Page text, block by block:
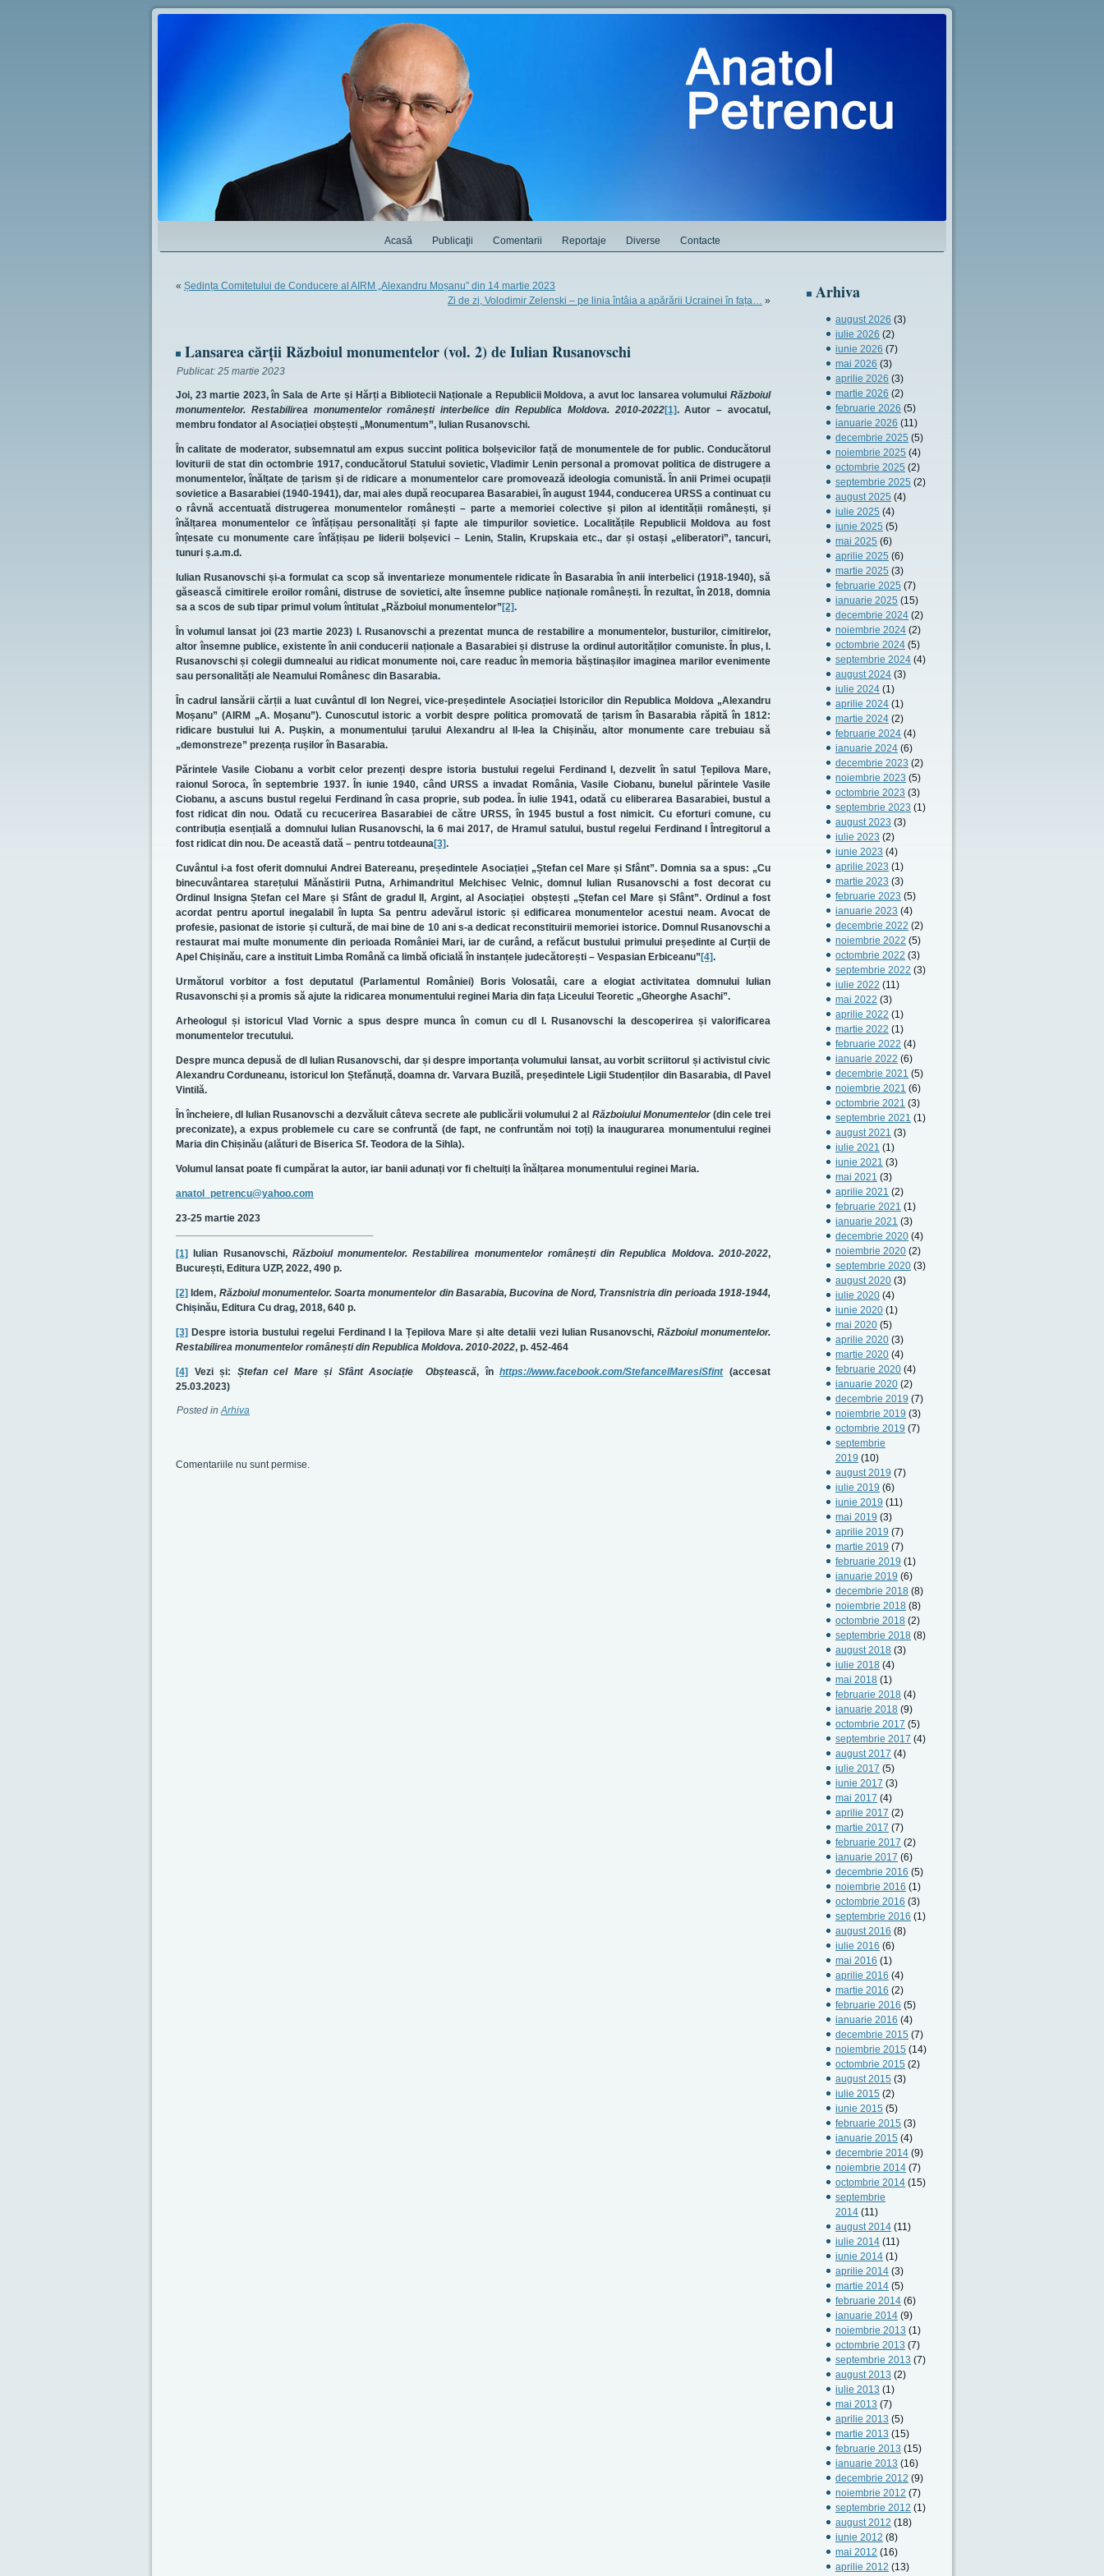
Acasă Publicaţii Comentarii Reportaje Diverse Contacte
« Ședința Comitetului de Conducere al AIRM „Alexandru Moșanu” din 14 martie 2023
Zi de zi, Volodimir Zelenski – pe linia întâia a apărării Ucrainei în fața… »
Lansarea cărții Războiul monumentelor (vol. 2) de Iulian Rusanovschi
Publicat: 25 martie 2023
Joi, 23 martie 2023, în Sala de Arte și Hărți a Bibliotecii Naționale a Republicii Moldova, a avut loc lansarea volumului Războiul
monumentelor. Restabilirea monumentelor românești interbelice din Republica Moldova. 2010-2022[1]. Autor – avocatul,
membru fondator al Asociației obștești „Monumentum”, Iulian Rusanovschi.
În calitate de moderator, subsemnatul am expus succint politica bolșevicilor față de monumentele de for public. Conducătorul
loviturii de stat din octombrie 1917, conducătorul Statului sovietic, Vladimir Lenin personal a promovat politica de distrugere a
monumentelor, înălțate de țarism și de ridicare a monumentelor care promovează ideologia comunistă. În anii Primei ocupații
sovietice a Basarabiei (1940-1941), dar, mai ales după reocuparea Basarabiei, în august 1944, conducerea URSS a continuat cu
o râvnă accentuată distrugerea monumentelor românești – parte a memoriei colective și pilon al identității românești, și
înălțarea monumentelor ce înfățișau personalități și fapte ale timpurilor sovietice. Localitățile Republicii Moldova au fost
înțesate cu monumente care înfățișau pe liderii bolșevici – Lenin, Stalin, Krupskaia etc., dar și ostași „eliberatori”, tancuri,
tunuri ș.a.m.d.
Iulian Rusanovschi și-a formulat ca scop să inventarieze monumentele ridicate în Basarabia în anii interbelici (1918-1940), să
găsească cimitirele eroilor români, distruse de sovietici, alte însemne publice naționale românești. În rezultat, în 2018, domnia
sa a scos de sub tipar primul volum întitulat „Războiul monumentelor” [2].
În volumul lansat joi (23 martie 2023) I. Rusanovschi a prezentat munca de restabilire a monumentelor, busturilor, cimitirelor,
altor însemne publice, existente în anii conducerii naționale a Basarabiei și distruse la ordinul autorităților comuniste. În plus, I.
Rusanovschi și colegii dumnealui au ridicat monumente noi, care readuc în memoria băștinașilor imaginea marilor evenimente
sau personalități ale Neamului Românesc din Basarabia.
În cadrul lansării cărții a luat cuvântul dl Ion Negrei, vice-președintele Asociației Istoricilor din Republica Moldova „Alexandru
Moșanu” (AIRM „A. Moșanu”). Cunoscutul istoric a vorbit despre politica promovată de țarism în Basarabia răpită în 1812:
ridicare bustului lui A. Pușkin, a monumentului țarului Alexandru al II-lea la Chișinău, altor monumente care trebuiau să
„demonstreze” prezența rușilor în Basarabia.
Părintele Vasile Ciobanu a vorbit celor prezenți despre istoria bustului regelui Ferdinand I, dezvelit în satul Țepilova Mare,
raionul Soroca, în septembrie 1937. În iunie 1940, când URSS a invadat România, Vasile Ciobanu, bunelul părintele Vasile
Ciobanu, a ascuns bustul regelui Ferdinand în casa proprie, sub podea. În iulie 1941, odată cu eliberarea Basarabiei, bustul a
fost ridicat din nou. Odată cu recucerirea Basarabiei de către URSS, în 1945 bustul a fost nimicit. Cu eforturi comune, cu
contribuția esențială a domnului Iulian Rusanovschi, la 6 mai 2017, de Hramul satului, bustul regelui Ferdinand I Întregitorul a
fost ridicat din nou. De această dată – pentru totdeauna[3].
Cuvântul i-a fost oferit domnului Andrei Batereanu, președintele Asociației „Ștefan cel Mare și Sfânt”. Domnia sa a spus: „Cu
binecuvântarea starețului Mănăstirii Putna, Arhimandritul Melchisec Velnic, domnul Iulian Rusanovschi a fost decorat cu
Ordinul Insigna Ștefan cel Mare și Sfânt de gradul II, Argint, al Asociației obștești „Ștefan cel Mare și Sfânt”. Ordinul a fost
acordat pentru aportul inegalabil în lupta Sa pentru adevărul istoric și edificarea monumentelor acestui neam. Avocat de
profesie, pasionat de istorie și cultură, de mai bine de 10 ani s-a dedicat reconstituirii memoriei istorice. Domnul Rusanovschi a
restaurat mai multe monumente din perioada României Mari, iar de curând, a refăcut bustului primului președinte al Curții de
Apel Chișinău, care a instituit Limba Română ca limbă oficială în instanțele judecătorești – Vespasian Erbiceanu” [4].
Următorul vorbitor a fost deputatul (Parlamentul României) Boris Volosatâi, care a elogiat activitatea domnului Iulian
Rusavonschi și a promis să ajute la ridicarea monumentului reginei Maria din fața Liceului Teoretic „Gheorghe Asachi”.
Arheologul și istoricul Vlad Vornic a spus despre munca în comun cu dl I. Rusanovschi la descoperirea și valorificarea
monumentelor trecutului.
Despre munca depusă de dl Iulian Rusanovschi, dar și despre importanța volumului lansat, au vorbit scriitorul și activistul civic
Alexandru Corduneanu, istoricul Ion Ștefănuță, doamna dr. Varvara Buzilă, președintele Ligii Studenților din Basarabia, dl Pavel
Vintilă.
În încheiere, dl Iulian Rusanovschi a dezvăluit câteva secrete ale publicării volumului 2 al Războiului Monumentelor(din cele trei
preconizate), a expus problemele cu care se confruntă (de fapt, ne confruntăm noi toți) la inaugurarea monumentului reginei
Maria din Chișinău (alături de Biserica Sf. Teodora de la Sihla).
Volumul lansat poate fi cumpărat la autor, iar banii adunați vor fi cheltuiți la înălțarea monumentului reginei Maria.
anatol_petrencu@yahoo.com
23-25 martie 2023
[1] Iulian Rusanovschi, Războiul monumentelor. Restabilirea monumentelor românești din Republica Moldova. 2010-2022,
București, Editura UZP, 2022, 490 p.
[2] Idem, Războiul monumentelor. Soarta monumentelor din Basarabia, Bucovina de Nord, Transnistria din perioada 1918-1944,
Chișinău, Editura Cu drag, 2018, 640 p.
[3] Despre istoria bustului regelui Ferdinand I la Țepilova Mare și alte detalii vezi Iulian Rusanovschi, Războiul monumentelor.
Restabilirea monumentelor românești din Republica Moldova. 2010-2022, p. 452-464
[4] Vezi și: Ștefan cel Mare și SfântAsociație Obștească, înhttps://www.facebook.com/StefancelMaresiSfint(accesat
25.03.2023)
Posted in Arhiva
Comentariile nu sunt permise.
Arhiva
august 2026 (3)
iulie 2026 (2)
iunie 2026 (7)
mai 2026 (3)
aprilie 2026 (3)
martie 2026 (2)
februarie 2026 (5)
ianuarie 2026 (11)
decembrie 2025 (5)
noiembrie 2025 (4)
octombrie 2025 (2)
septembrie 2025 (2)
august 2025 (4)
iulie 2025 (4)
iunie 2025 (5)
mai 2025 (6)
aprilie 2025 (6)
martie 2025 (3)
februarie 2025 (7)
ianuarie 2025 (15)
decembrie 2024 (2)
noiembrie 2024 (2)
octombrie 2024 (5)
septembrie 2024 (4)
august 2024 (3)
iulie 2024 (1)
aprilie 2024 (1)
martie 2024 (2)
februarie 2024 (4)
ianuarie 2024 (6)
decembrie 2023 (2)
noiembrie 2023 (5)
octombrie 2023 (3)
septembrie 2023 (1)
august 2023 (3)
iulie 2023 (2)
iunie 2023 (4)
aprilie 2023 (1)
martie 2023 (3)
februarie 2023 (5)
ianuarie 2023 (4)
decembrie 2022 (2)
noiembrie 2022 (5)
octombrie 2022 (3)
septembrie 2022 (3)
iulie 2022 (11)
mai 2022 (3)
aprilie 2022 (1)
martie 2022 (1)
februarie 2022 (4)
ianuarie 2022 (6)
decembrie 2021 (5)
noiembrie 2021 (6)
octombrie 2021 (3)
septembrie 2021 (1)
august 2021 (3)
iulie 2021 (1)
iunie 2021 (3)
mai 2021 (3)
aprilie 2021 (2)
februarie 2021 (1)
ianuarie 2021 (3)
decembrie 2020 (4)
noiembrie 2020 (2)
septembrie 2020 (3)
august 2020 (3)
iulie 2020 (4)
iunie 2020 (1)
mai 2020 (5)
aprilie 2020 (3)
martie 2020 (4)
februarie 2020 (4)
ianuarie 2020 (2)
decembrie 2019 (7)
noiembrie 2019 (3)
octombrie 2019 (7)
septembrie
2019 (10)
august 2019 (7)
iulie 2019 (6)
iunie 2019 (11)
mai 2019 (3)
aprilie 2019 (7)
martie 2019 (7)
februarie 2019 (1)
ianuarie 2019 (6)
decembrie 2018 (8)
noiembrie 2018 (8)
octombrie 2018 (2)
septembrie 2018 (8)
august 2018 (3)
iulie 2018 (4)
mai 2018 (1)
februarie 2018 (4)
ianuarie 2018 (9)
octombrie 2017 (5)
septembrie 2017 (4)
august 2017 (4)
iulie 2017 (5)
iunie 2017 (3)
mai 2017 (4)
aprilie 2017 (2)
martie 2017 (7)
februarie 2017 (2)
ianuarie 2017 (6)
decembrie 2016 (5)
noiembrie 2016 (1)
octombrie 2016 (3)
septembrie 2016 (1)
august 2016 (8)
iulie 2016 (6)
mai 2016 (1)
aprilie 2016 (4)
martie 2016 (2)
februarie 2016 (5)
ianuarie 2016 (4)
decembrie 2015 (7)
noiembrie 2015 (14)
octombrie 2015 (2)
august 2015 (3)
iulie 2015 (2)
iunie 2015 (5)
februarie 2015 (3)
ianuarie 2015 (4)
decembrie 2014 (9)
noiembrie 2014 (7)
octombrie 2014 (15)
septembrie
2014 (11)
august 2014 (11)
iulie 2014 (11)
iunie 2014 (1)
aprilie 2014 (3)
martie 2014 (5)
februarie 2014 (6)
ianuarie 2014 (9)
noiembrie 2013 (1)
octombrie 2013 (7)
septembrie 2013 (7)
august 2013 (2)
iulie 2013 (1)
mai 2013 (7)
aprilie 2013 (5)
martie 2013 (15)
februarie 2013 (15)
ianuarie 2013 (16)
decembrie 2012 (9)
noiembrie 2012 (7)
septembrie 2012 (1)
august 2012 (18)
iunie 2012 (8)
mai 2012 (16)
aprilie 2012 (13)